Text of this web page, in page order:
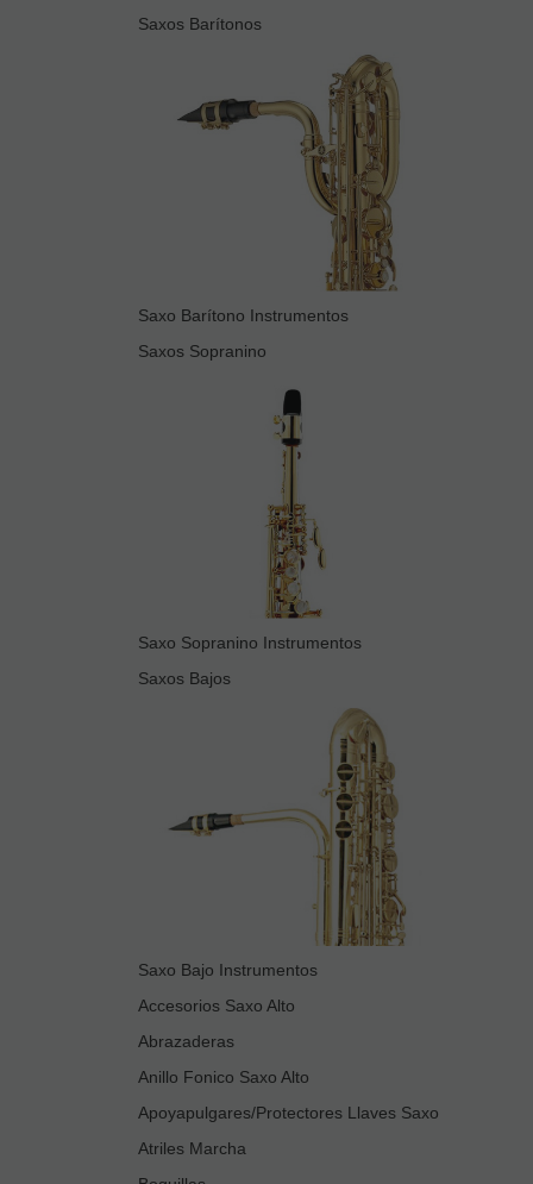
Saxos Barítonos
Saxo Barítono Instrumentos
Saxos Sopranino
Saxo Sopranino Instrumentos
Saxos Bajos
Saxo Bajo Instrumentos
Accesorios Saxo Alto
Abrazaderas
Anillo Fonico Saxo Alto
Apoyapulgares/Protectores Llaves Saxo
Atriles Marcha